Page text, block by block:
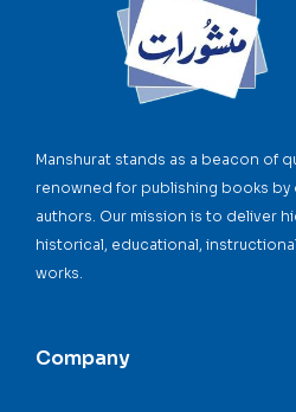
Manshurat stands as a beacon of
renowned for publishing books by
authors. Our mission is to deliver
historical, educational,
works.
Company